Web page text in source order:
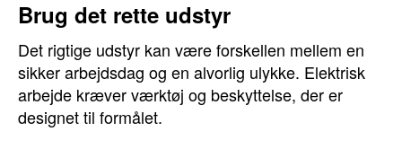
Brug det rette udstyr
Det rigtige udstyr kan være forskellen mellem en
sikker arbejdsdag og en alvorlig ulykke. Elektrisk
arbejde kræver værktøj og beskyttelse, der er
designet til formålet.